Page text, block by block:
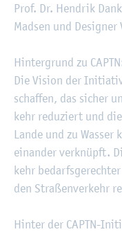
Prof. Dr. Hen­drik
Madsen und
Hin­ter­grund zu
Die Vi­si­on der
schaf­fen, das si­cher
kehr re­du­ziert und
Lande und zu
ein­an­der ver­knüpft.
kehr
den Stra­ßen­ver­kehr
Hin­ter der CAPTN-